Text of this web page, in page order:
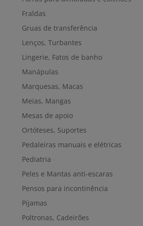
Fraldas
Gruas de transferência
Lenços, Turbantes
Lingerie, Fatos de banho
Manápulas
Marquesas, Macas
Meias, Mangas
Mesas de apoio
Ortóteses, Suportes
Pedaleiras manuais e elétricas
Pediatria
Peles e Mantas anti-escaras
Pensos para incontinência
Pijamas
Poltronas, Cadeirões